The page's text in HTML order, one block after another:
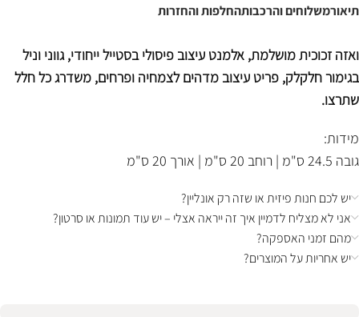
תיאורמשלוחים והרכבותהחלפות והחזרות
ואזה זכוכית מושלמת, אלמנט עיצוב פיסולי בסטייל ייחודי, גווני וניל
בגימור חלקלק, פריט עיצוב מדהים לצמחיה ופרחים, משדרג כל חלל
שתרצו.
מידות:
גובה 24.5 ס"מ | רוחב 20 ס"מ | אורך 20 ס"מ
יש לכם חנות פיזית או שזה רק אונליין?
אני לא מצליח לדמיין איך זה ייראה אצלי – יש עוד תמונות או סרטון?
מהם זמני האספקה?
יש אחריות על המוצרים?